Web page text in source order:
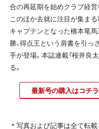
合の再延期を始めクラブ経
このほか去就に注目が集ま
キャプテンとなった橋本竜
勝、得点王という肩書を引っ
手が登場。本誌連載「桜井良
る。
最新号の購入はコチラ
＊写真および記事は全て転載